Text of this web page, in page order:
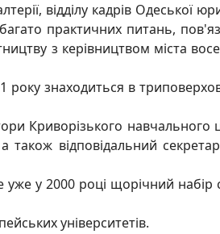
відділу кадрів Одеської
практичних питань,
з керівництвом міста
знаходиться в
Криворізького
відповідальний
у 2000 році щорічний
університетів.